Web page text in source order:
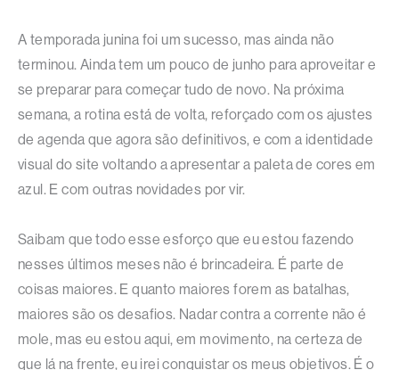
A temporada junina foi um sucesso, mas ainda não
terminou. Ainda tem um pouco de junho para aproveitar e
se preparar para começar tudo de novo. Na próxima
semana, a rotina está de volta, reforçado com os ajustes
de agenda que agora são definitivos, e com a identidade
visual do site voltando a apresentar a paleta de cores em
azul. E com outras novidades por vir.
Saibam que todo esse esforço que eu estou fazendo
nesses últimos meses não é brincadeira. É parte de
coisas maiores. E quanto maiores forem as batalhas,
maiores são os desafios. Nadar contra a corrente não é
mole, mas eu estou aqui, em movimento, na certeza de
que lá na frente, eu irei conquistar os meus objetivos. É o